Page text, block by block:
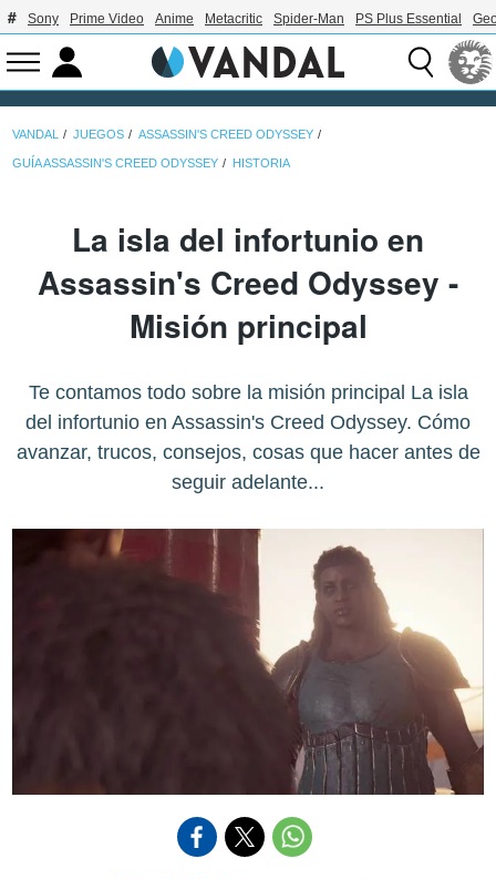
Sony Prime Video Anime Metacritic Spider-Man PS Plus Essential
VANDAL JUEGOS ASSASSIN'S CREED ODYSSEY
GUÍA ASSASSIN'S CREED ODYSSEY HISTORIA
La isla del infortunio en
Assassin's Creed Odyssey -
Misión principal
Te contamos todo sobre la misión principal La isla
del infortunio en Assassin's Creed Odyssey. Cómo
avanzar, trucos, consejos, cosas que hacer antes de
seguir adelante...